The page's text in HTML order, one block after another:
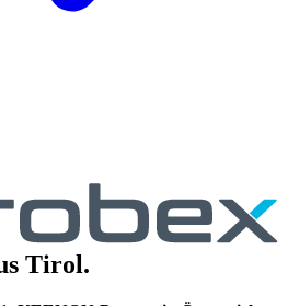
Tirol.